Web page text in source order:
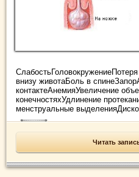
внизу животаБоль в
контактеАнемияУвеличение
конечностяхУдлинение
менструальные
Читать